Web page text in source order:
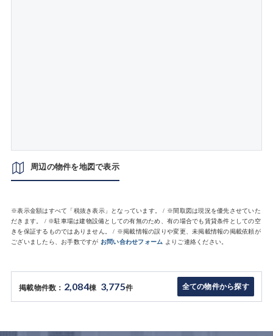
周辺の物件を地図で表示
※表示金額はすべて「税抜き表示」となっています。 / ※間取図は現況を優先させていた
だきます。 / ※駐車場は建物設備としての有無のため、有の場合でも賃貸条件としての空
きを保証するものではありません。 / ※掲載情報の誤りや変更、未掲載情報の掲載依頼が
ございましたら、お手数ですが お問い合わせフォーム よりご連絡ください。
掲載物件数： 2,084棟 3,775件 全ての物件から探す